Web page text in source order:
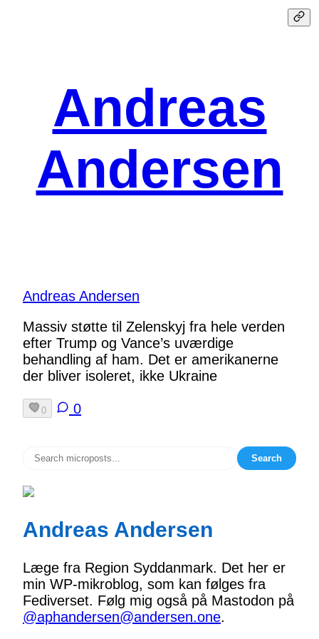
Andreas
Andersen
Andreas Andersen
Massiv støtte til Zelenskyj fra hele verden
efter Trump og Vance’s uværdige
behandling af ham. Det er amerikanerne
der bliver isoleret, ikke Ukraine
0 0
Search
Andreas Andersen
Læge fra Region Syddanmark. Det her er
min WP-mikroblog, som kan følges fra
Fediverset. Følg mig også på Mastodon på
@aphandersen@andersen.one.